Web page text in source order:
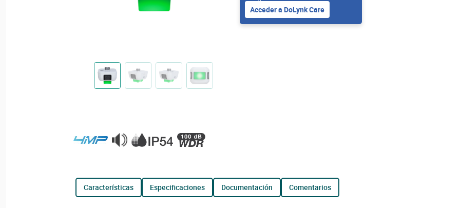
Acceder a DoLynk Care
características especificaciones documentación comentarios